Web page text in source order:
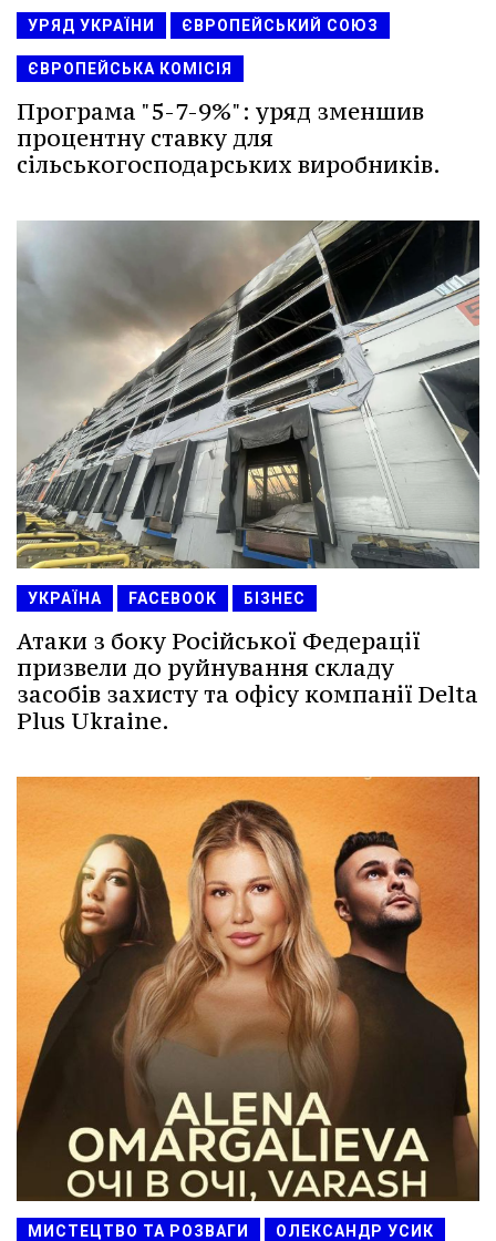
УРЯД УКРАЇНИ ЄВРОПЕЙСЬКИЙ СОЮЗ
ЄВРОПЕЙСЬКА КОМІСІЯ
Програма "5-7-9%": уряд зменшив
процентну ставку для
сільськогосподарських виробників.
УКРАЇНА FACEBOOK БІЗНЕС
Атаки з боку Російської Федерації
призвели до руйнування складу
засобів захисту та офісу компанії Delta
Plus Ukraine.
МИСТЕЦТВО ТА РОЗВАГИ ОЛЕКСАНДР УСИК